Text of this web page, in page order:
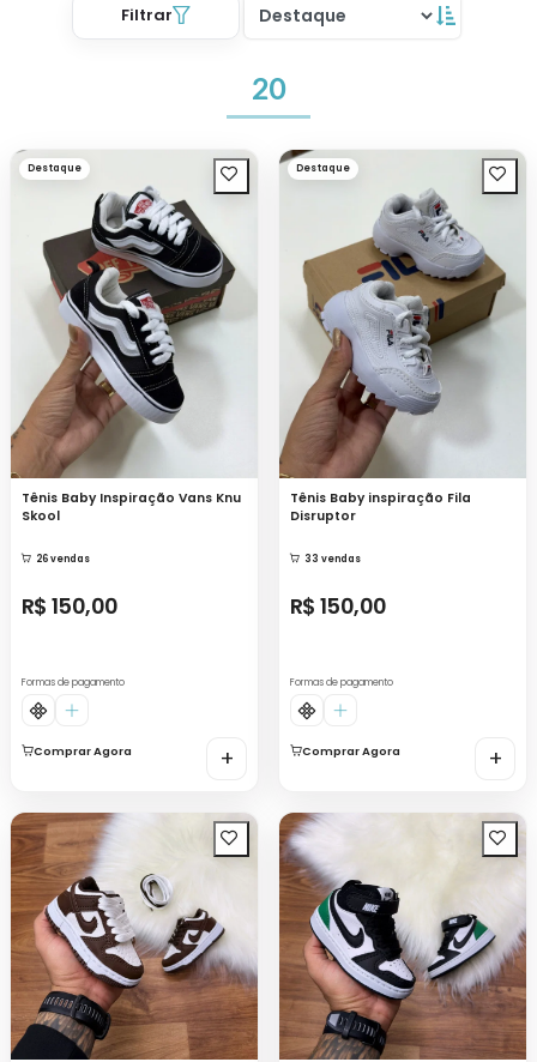
Filtrar
20
Destaque
Tênis Baby Inspiração Vans Knu
Skool
26 vendas
R$ 150,00
Formas de pagamento
Comprar Agora +
Destaque
Tênis Baby inspiração Fila
Disruptor
33 vendas
R$ 150,00
Formas de pagamento
Comprar Agora +